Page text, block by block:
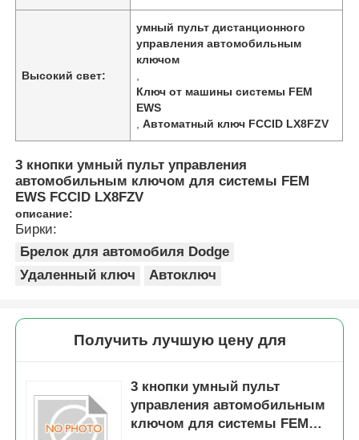
Высокий свет:
умный пульт дистанционного
управления автомобильным
ключом
Ключ от машины системы FEM
EWS
,Автоматный ключ FCCID LX8FZV
3 кнопки умный пульт управления
автомобильным ключом для системы FEM
EWS FCCID LX8FZV
описание:
Бирки:
Брелок для автомобиля Dodge
Удаленный ключ
Автоключ
Получить лучшую цену для
3 кнопки умный пульт
управления автомобильным
ключом для системы FEM